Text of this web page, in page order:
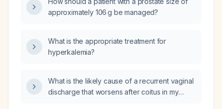
approximately 106 g be managed?
What is the appropriate treatment for
hyperkalemia?
What is the likely cause of a recurrent vaginal
discharge that worsens after coitus in my